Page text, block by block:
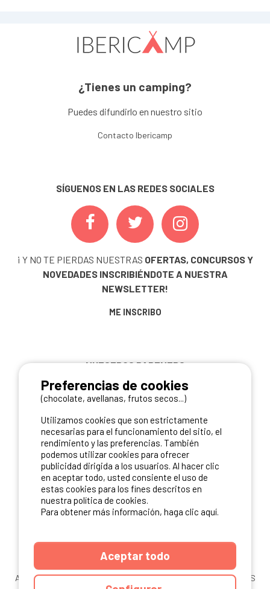
¿Tienes un camping?
Puedes difundirlo en nuestro sitio
Contacto Ibericamp
SÍGUENOS EN LAS REDES SOCIALES
¡ Y NO TE PIERDAS NUESTRAS OFERTAS, CONCURSOS Y
NOVEDADES INSCRIBIÉNDOTE A NUESTRA
NEWSLETTER!
ME INSCRIBO
NUESTROS PARTNERS
ANUARIO CGU DEL SITIO MENCIONES LEGALES
COOKIES
Preferencias de cookies
(chocolate, avellanas, frutos secos...)
Utilizamos cookies que son estrictamente
necesarias para el funcionamiento del sitio, el
rendimiento y las preferencias. También
podemos utilizar cookies para ofrecer
publicidad dirigida a los usuarios. Al hacer clic
en aceptar todo, usted consiente el uso de
estas cookies para los fines descritos en
nuestra política de cookies.
Para obtener más información, haga clic aquí.
Aceptar todo